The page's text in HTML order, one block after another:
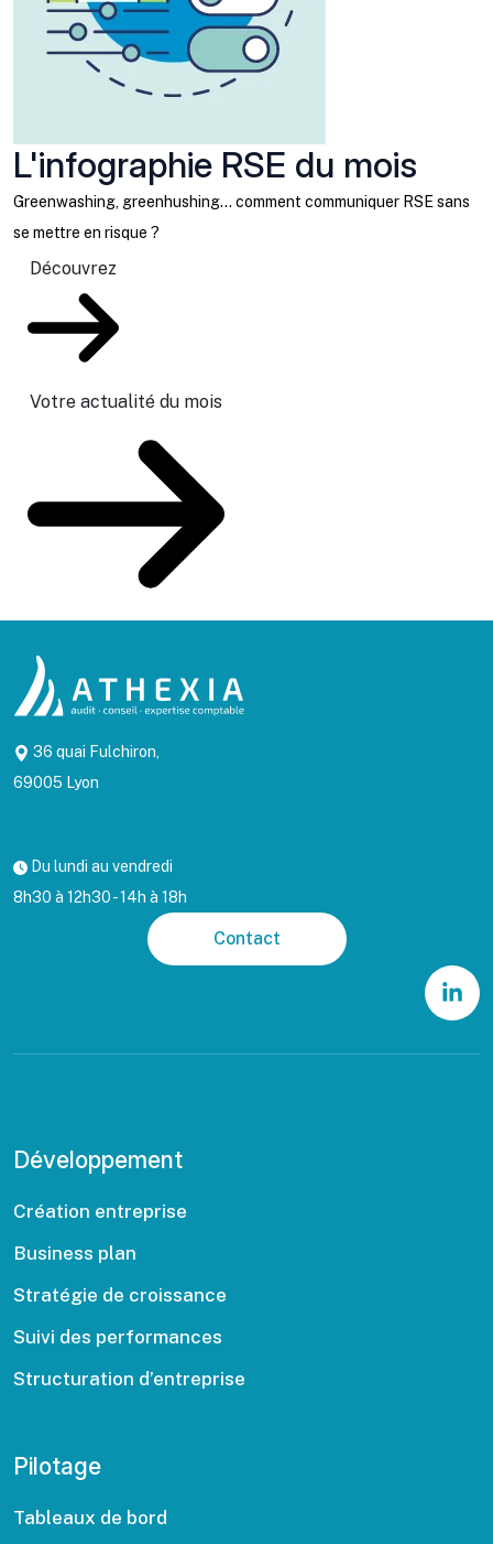
L'infographie RSE du mois
Greenwashing, greenhushing… comment communiquer RSE sans
se mettre en risque ?
Découvrez
Votre actualité du mois
36 quai Fulchiron,
69005 Lyon
Du lundi au vendredi
8h30 à 12h30 - 14h à 18h
Contact
Développement
Création entreprise
Business plan
Stratégie de croissance
Suivi des performances
Structuration d’entreprise
Pilotage
Tableaux de bord